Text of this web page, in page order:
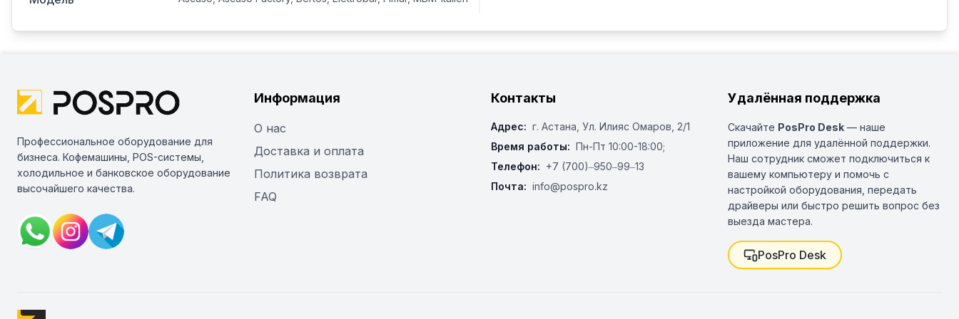
Профессиональное оборудование для
бизнеса. Кофемашины, POS-системы,
холодильное и банковское оборудование
высочайшего качества.
Информация
О нас
Доставка и оплата
Политика возврата
FAQ
Контакты
Адрес: г. Астана, ​Ул. Илияс Омаров, 2/1
Время работы: Пн-Пт 10:00-18:00;
Телефон: +7 (700)‒950‒99‒13
Почта: info@pospro.kz
Удалённая поддержка
Скачайте PosPro Desk — наше
приложение для удалённой поддержки.
Наш сотрудник сможет подключиться к
вашему компьютеру и помочь с
настройкой оборудования, передать
драйверы или быстро решить вопрос без
выезда мастера.
PosPro Desk